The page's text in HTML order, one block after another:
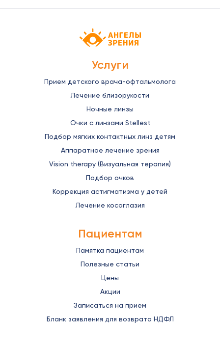
Детская офтальмология Ангелы
Услуги
Прием детского врача-офтальмолога
Лечение близорукости
Ночные линзы
Очки с линзами Stellest
Подбор мягких контактных линз детям
Аппаратное лечение зрения
Vision therapy (Визуальная терапия)
Подбор очков
Коррекция астигматизма у детей
Лечение косоглазия
Пациентам
Памятка пациентам
Полезные статьи
Цены
Акции
Записаться на прием
Бланк заявления для возврата НДФЛ